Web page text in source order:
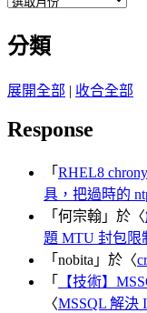
分類
展開全部 | 收合全部
Response
「 RHEL8
具，把過時的
「 何宗翰 」於〈
題 MTU 封包限
「 nobita 」於〈
「
【技術】
〈MSSQL 解決